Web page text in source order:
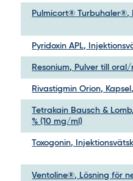
Pulmicort®
Pyridoxin APL,
Resonium, Pulver till
Rivastigmin Orion,
Tetrakain Bausch &
% (10 mg/ml)
Toxogonin,
Ventoline®, Lösning för